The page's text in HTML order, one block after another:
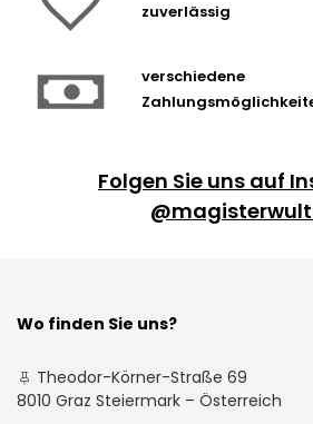
zuverlässig
verschiedene
Folgen Sie uns auf
Wo finden Sie uns?
Theodor-Körner-Straße 69
8010 Graz Steiermark – Österreich